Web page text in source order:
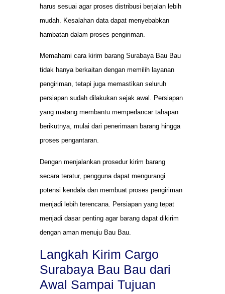
harus sesuai agar proses distribusi berjalan lebih
mudah. Kesalahan data dapat menyebabkan
hambatan dalam proses pengiriman.
Memahami cara kirim barang Surabaya Bau Bau
tidak hanya berkaitan dengan memilih layanan
pengiriman, tetapi juga memastikan seluruh
persiapan sudah dilakukan sejak awal. Persiapan
yang matang membantu memperlancar tahapan
berikutnya, mulai dari penerimaan barang hingga
proses pengantaran.
Dengan menjalankan prosedur kirim barang
secara teratur, pengguna dapat mengurangi
potensi kendala dan membuat proses pengiriman
menjadi lebih terencana. Persiapan yang tepat
menjadi dasar penting agar barang dapat dikirim
dengan aman menuju Bau Bau.
Langkah Kirim Cargo
Surabaya Bau Bau dari
Awal Sampai Tujuan